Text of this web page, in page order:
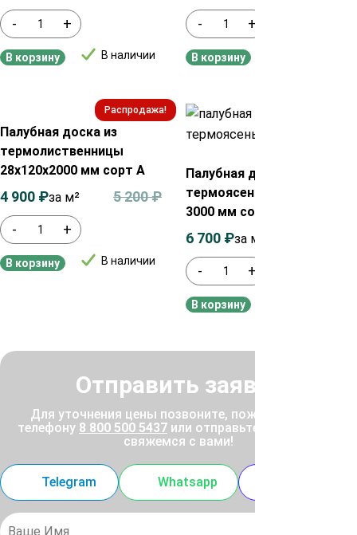
- +
В наличии
В корзину
- +
В корзину
Распродажа!
Палубная доска из
термолиственницы
28х120х2000 мм сорт А
- +
В наличии
5 200₽
4 900 ₽за м²
В корзину
Палубная доска из
термоясеня 20х130х900-
3000 мм сорт Экстра
- +
6 700 ₽за м²
В корзину
Отправить заявку
Для уточнения цены позвоните, пожалуйста, по
телефону 8 800 500 5437 или отправьте заявку, и мы
свяжемся с вами!
Telegram Whatsapp